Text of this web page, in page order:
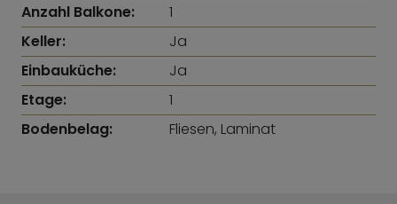
Anzahl Balkone:
1
Keller:
Ja
Einbauküche:
Ja
Etage:
1
Bodenbelag:
Fliesen, Laminat